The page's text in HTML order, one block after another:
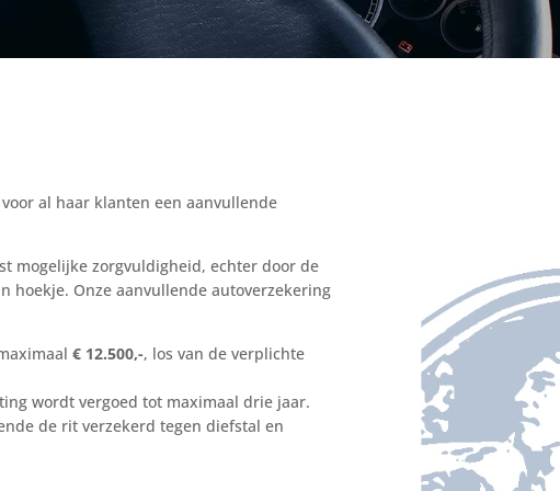
al haar klanten een aanvullende
mogelijke zorgvuldigheid, echter door de
hoekje. Onze aanvullende autoverzekering
€ 12.500,-, los van de verplichte
wordt vergoed tot maximaal drie jaar.
de rit verzekerd tegen diefstal en